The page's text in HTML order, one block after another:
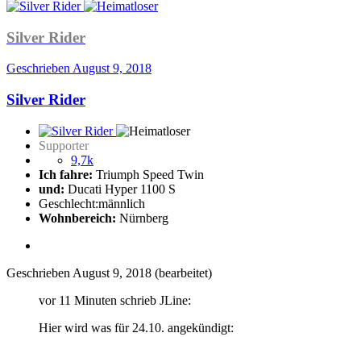
Silver Rider
Geschrieben August 9, 2018
Silver Rider
Supporter
9,7k
Ich fahre: Triumph Speed Twin
und: Ducati Hyper 1100 S
Geschlecht:männlich
Wohnbereich: Nürnberg
Geschrieben August 9, 2018 (bearbeitet)
vor 11 Minuten schrieb JLine:
Hier wird was für 24.10. angekündigt: